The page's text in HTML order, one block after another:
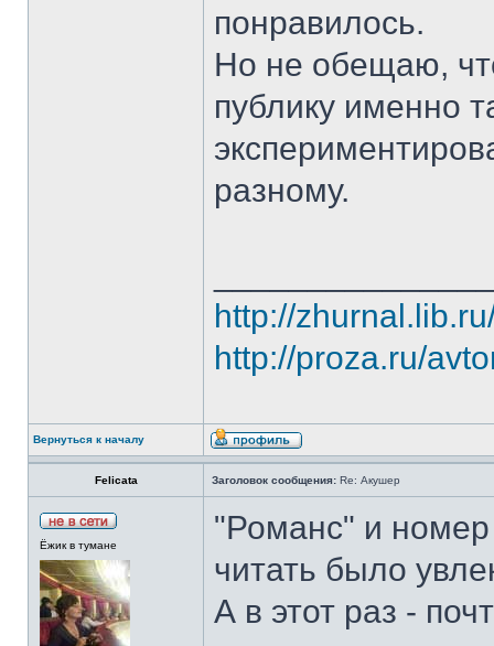
понравилось.
Но не обещаю,
публику именно
разному.
http://
http://proza.ru/
Вернуться к началу
Felicata Заголовок сообщения: Re: Акушер
Ёжик в тумане
"Романс" и
читать было
А в этот раз -